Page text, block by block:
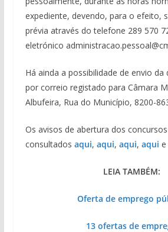
expediente, devendo, para o efeito,
prévia através do telefone 289 570
eletrónico
Há ainda a possibilidade de envio
por correio registado para Câmara
Albufeira, Rua do Município, 8200-
Os avisos de abertura dos
consultados aqui, aqui, aqui, aqui e
LEIA TAMBÉM:
Oferta de emprego
13 ofertas de